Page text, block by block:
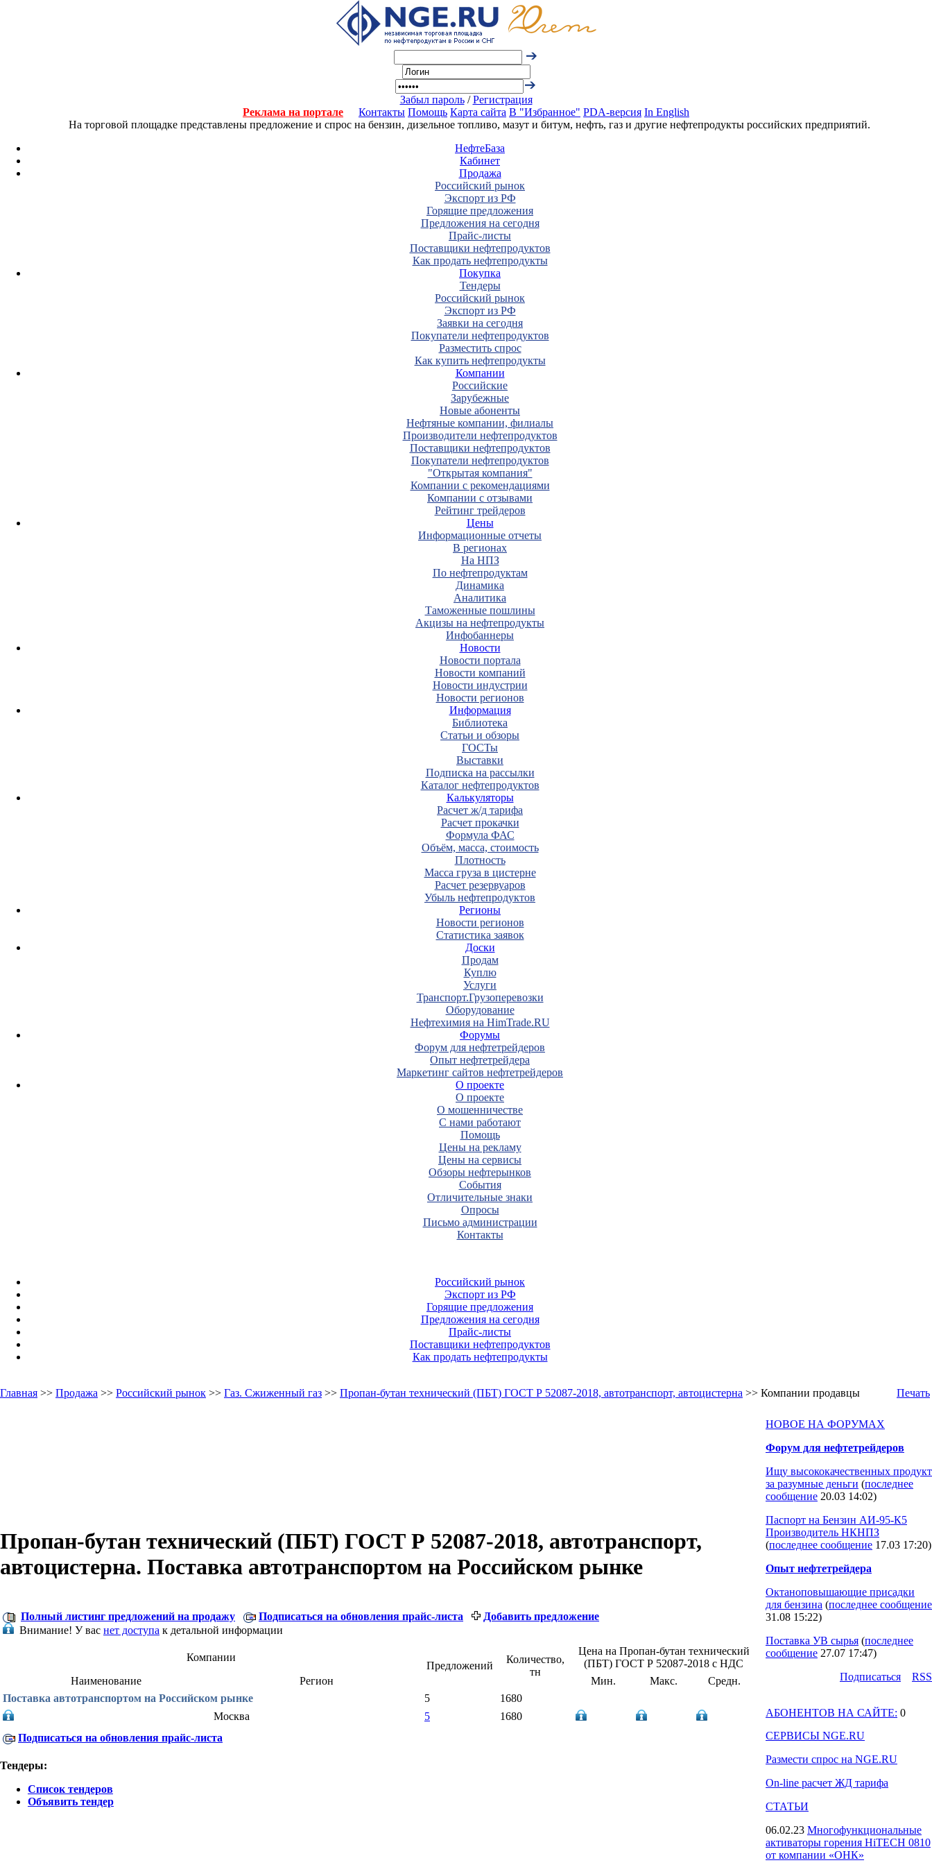
Забыл пароль/Регистрация
Реклама на портале
Контакты Помощь Карта сайта В "Избранное" PDA-версия In English
На торговой площадке представлены предложение и спрос на бензин, дизельное топливо, мазут и битум, нефть, газ и другие нефтепродукты российских предприятий.
НефтеБаза
Кабинет
Продажа
Российский рынок
Экспорт из РФ
Горящие предложения
Предложения на сегодня
Прайс-листы
Поставщики нефтепродуктов
Как продать нефтепродукты
Покупка
Тендеры
Российский рынок
Экспорт из РФ
Заявки на сегодня
Покупатели нефтепродуктов
Разместить спрос
Как купить нефтепродукты
Компании
Российские
Зарубежные
Новые абоненты
Нефтяные компании, филиалы
Производители нефтепродуктов
Поставщики нефтепродуктов
Покупатели нефтепродуктов
"Открытая компания"
Компании с рекомендациями
Компании с отзывами
Рейтинг трейдеров
Цены
Информационные отчеты
В регионах
На НПЗ
По нефтепродуктам
Динамика
Аналитика
Таможенные пошлины
Акцизы на нефтепродукты
Инфобаннеры
Новости
Новости портала
Новости компаний
Новости индустрии
Новости регионов
Информация
Библиотека
Статьи и обзоры
ГОСТы
Выставки
Подписка на рассылки
Каталог нефтепродуктов
Калькуляторы
Расчет ж/д тарифа
Расчет прокачки
Формула ФАС
Объём, масса, стоимость
Плотность
Масса груза в цистерне
Расчет резервуаров
Убыль нефтепродуктов
Регионы
Новости регионов
Статистика заявок
Доски
Продам
Куплю
Услуги
Транспорт.Грузоперевозки
Оборудование
Нефтехимия на HimTrade.RU
Форумы
Форум для нефтетрейдеров
Опыт нефтетрейдера
Маркетинг сайтов нефтетрейдеров
О проекте
О проекте
О мошенничестве
С нами работают
Помощь
Цены на рекламу
Цены на сервисы
Обзоры нефтерынков
События
Отличительные знаки
Опросы
Письмо администрации
Контакты
Российский рынок
Экспорт из РФ
Горящие предложения
Предложения на сегодня
Прайс-листы
Поставщики нефтепродуктов
Как продать нефтепродукты
Главная >> Продажа >> Российский рынок >> Газ. Сжиженный газ >> Пропан-бутан технический (ПБТ) ГОСТ Р 52087-2018, автотранспорт, автоцистерна >> Компании продавцы Печать
Пропан-бутан технический (ПБТ) ГОСТ Р 52087-2018, автотранспорт,
автоцистерна. Поставка автотранспортом на Российском рынке
Полный листинг предложений на продажу Подписаться на обновления прайс-листа
Добавить предложение
Внимание! У вас нет доступа к детальной информации
Компании
Предложений
Количество,
тн
Цена на Пропан-бутан технический
(ПБТ) ГОСТ Р 52087-2018 с НДС
Наименование
Регион Мин. Макс.
Средн.
Поставка автотранспортом на Российском рынке
5
1680
Москва
5
1680
Подписаться на обновления прайс-листа
Тендеры:
Список тендеров
Объявить тендер
НОВОЕ НА ФОРУМАХ
Форум для нефтетрейдеров
Ищу высококачественных продукт
за разумные деньги (последнее
сообщение 20.03 14:02)
Паспорт на Бензин АИ-95-К5
Производитель НКНПЗ
(последнее сообщение 17.03 17:20)
Опыт нефтетрейдера
Октаноповышающие присадки
для бензина (последнее сообщение
31.08 15:22)
Поставка УВ сырья (последнее
сообщение 27.07 17:47)
Подпиcаться
RSS
АБОНЕНТОВ НА САЙТЕ: 0
СЕРВИСЫ NGE.RU
Размести спрос на NGE.RU
On-line расчет ЖД тарифа
СТАТЬИ
06.02.23 Многофункциональные
активаторы горения HiTECH 0810
от компании «ОНК»